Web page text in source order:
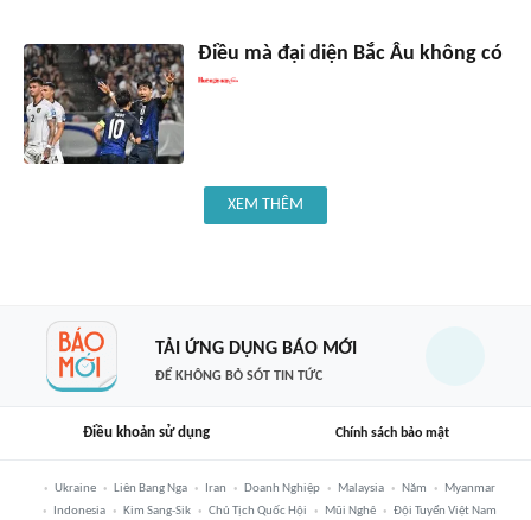
Điều mà đại diện Bắc Âu không có
XEM THÊM
TẢI ỨNG DỤNG BÁO MỚI
ĐỂ KHÔNG BỎ SÓT TIN TỨC
Điều khoản sử dụng Chính sách bảo mật
Ukraine Liên Bang Nga Iran Doanh Nghiệp Malaysia Năm
Myanmar
Indonesia
Kim Sang-Sik Chủ Tịch Quốc Hội Mũi Nghê Đội Tuyển Việt Nam